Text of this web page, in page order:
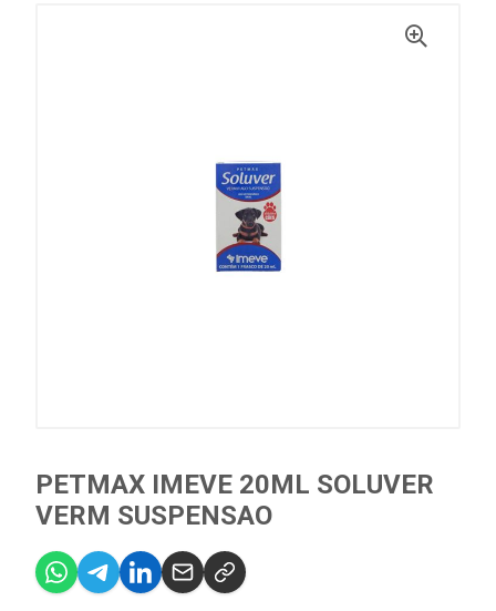
PETMAX IMEVE 20ML SOLUVER
VERM SUSPENSAO